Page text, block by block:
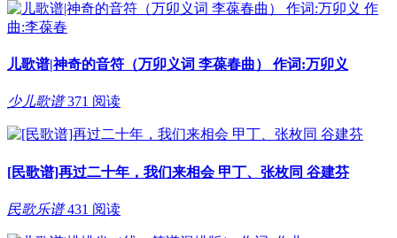
儿歌谱|神奇的音符（万卯义词 李葆春曲） 作词:万卯义
少儿歌谱 371 阅读
[民歌谱]再过二十年，我们来相会 甲丁、张枚同 谷建芬
民歌乐谱 431 阅读